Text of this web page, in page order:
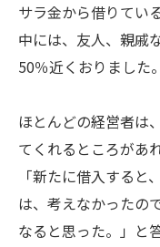
サラ金から借りてい
中には、友人、親戚
50％近くおりました。
ほとんどの経営者は
てくれるところがあ
「新たに借入する
は、考えなかったの
なると思った。」と